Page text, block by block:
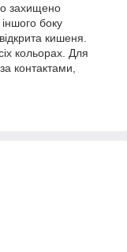
захищено
боку
кишеня.
кольорах. Для
контактами,